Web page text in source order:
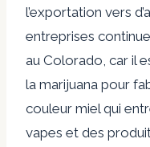
l’exportation vers
entreprises
au Colorado, car il
la marijuana pour
couleur miel qui
vapes et des